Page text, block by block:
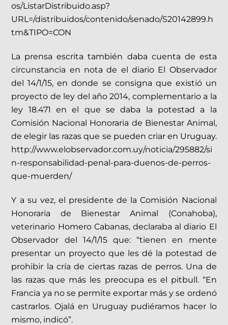
os/ListarDistribuido.asp?
URL=/distribuidos/contenido/senado/S20142899.h
tm&TIPO=CON
La prensa escrita también daba cuenta de esta
circunstancia en nota de el diario El Observador
del 14/1/15, en donde se consigna que existió un
proyecto de ley del año 2014, complementario a la
ley 18.471 en el que se daba la potestad a la
Comisión Nacional Honoraria de Bienestar Animal,
de elegir las razas que se pueden criar en Uruguay.
http://www.elobservador.com.uy/noticia/295882/si
n-responsabilidad-penal-para-duenos-de-perros-
que-muerden/
Y a su vez, el presidente de la Comisión Nacional
Honoraria de Bienestar Animal (Conahoba),
veterinario Homero Cabanas, declaraba al diario El
Observador del 14/1/15 que: “tienen en mente
presentar un proyecto que les dé la potestad de
prohibir la cría de ciertas razas de perros. Una de
las razas que más les preocupa es el pitbull. “En
Francia ya no se permite exportar más y se ordenó
castrarlos. Ojalá en Uruguay pudiéramos hacer lo
mismo, indicó”.